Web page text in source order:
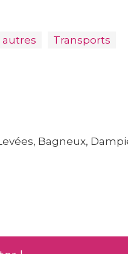
autres
Transports
Bagneux,